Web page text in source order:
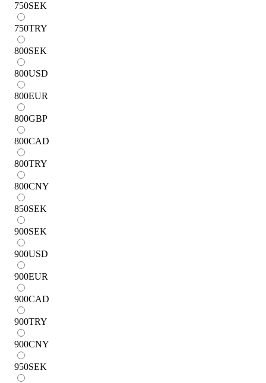
750SEK
750TRY
800SEK
800USD
800EUR
800GBP
800CAD
800TRY
800CNY
850SEK
900SEK
900USD
900EUR
900CAD
900TRY
900CNY
950SEK